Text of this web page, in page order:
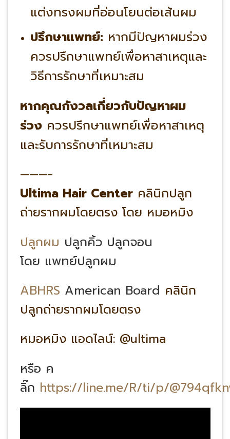
แต่งทรงผมที่อ่อนโยนต่อเส้นผม
ปรึกษาแพทย์:หากมีปัญหาผมร่วง
ควรปรึกษาแพทย์เพื่อหาสาเหตุและ
วิธีการรักษาที่เหมาะสม
หากคุณกังวลเกี่ยวกับปัญหาผม
ร่วงควรปรึกษาแพทย์เพื่อหาสาเหตุ
และรับการรักษาที่เหมาะสม
———-
Ultima Hair Centerคลินิกปลูก
ถ่ายรากผมโดยตรง โดย หมอหมิง
ปลูกผม ปลูกคิ้ว ปลูกจอน
โดย แพทย์ปลูกผม
ABHRS American Board คลินิก
ปลูกถ่ายรากผมโดยตรง
หมอหมิง แอดไลน์: @ultima
หรือ ค
ลิ๊ก https://line.me/R/ti/p/